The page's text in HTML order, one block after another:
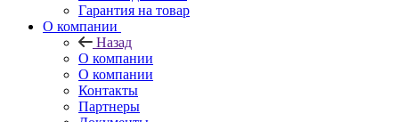
Гарантия на товар
О компании
Назад
О компании
О компании
Контакты
Партнеры